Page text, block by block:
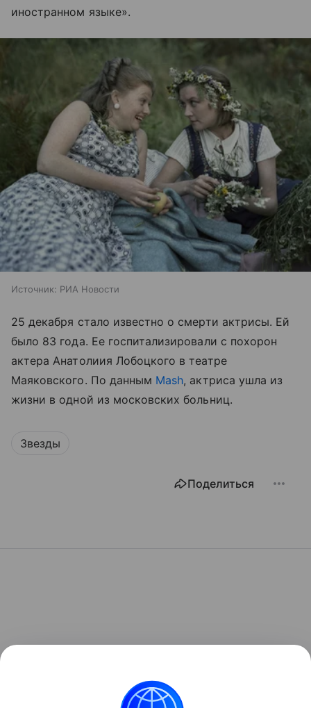
иностранном языке».
Источник: РИА Новости
25 декабря стало известно о смерти актрисы. Ей
было 83 года. Ее госпитализировали с похорон
актера Анатолиия Лобоцкого в театре
Маяковского. По данным Mash, актриса ушла из
жизни в одной из московских больниц.
Звезды
Поделиться